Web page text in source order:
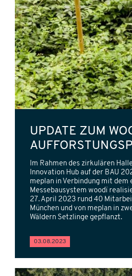
UPDATE ZUM
Im Rahmen des zirkulären
Innovation Hub auf der BAU
meplan in Verbindung mit dem
Messebausystem woodï
27. April 2023 rund 40
München und von meplan in
Wäldern Setzlinge gepflanzt.
03.08.2023